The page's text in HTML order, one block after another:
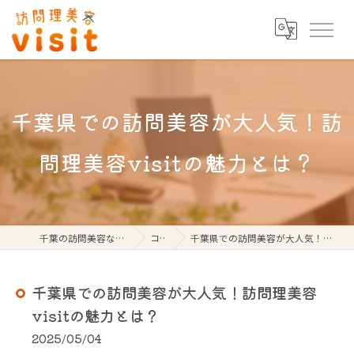
千葉県での訪問美容が大人気！訪
問理美容visitの魅力とは？
千葉の訪問美容なら訪問理美容visit コラム 千葉県での訪問美容が大人気！訪問理美容visitの魅力とは？
千葉県での訪問美容が大人気！訪問理美容
visitの魅力とは？
2025/05/04